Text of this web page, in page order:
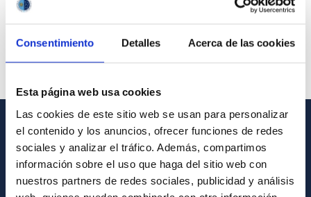
Consentimiento Detalles Acerca de las cookies
Esta página web usa cookies
Las cookies de este sitio web se usan para personalizar
el contenido y los anuncios, ofrecer funciones de redes
sociales y analizar el tráfico. Además, compartimos
información sobre el uso que haga del sitio web con
nuestros partners de redes sociales, publicidad y análisis
INFORMACIÓN GENERAL
Contacto
Cómo llegar al IAC